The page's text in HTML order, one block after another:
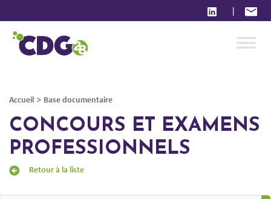
|
Accueil > Base documentaire
CONCOURS ET EXAMENS
PROFESSIONNELS
Retour à la liste